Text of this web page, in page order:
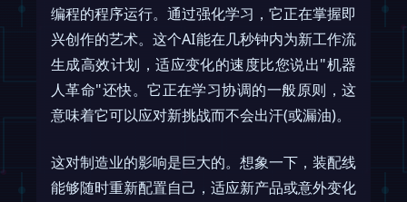
编程的程序运行。通过强化学习，它正在掌握即
兴创作的艺术。这个AI能在几秒钟内为新工作流
生成高效计划，适应变化的速度比您说出"机器
人革命"还快。它正在学习协调的一般原则，这
意味着它可以应对新挑战而不会出汗(或漏油)。
这对制造业的影响是巨大的。想象一下，装配线
能够随时重新配置自己，适应新产品或意外变化